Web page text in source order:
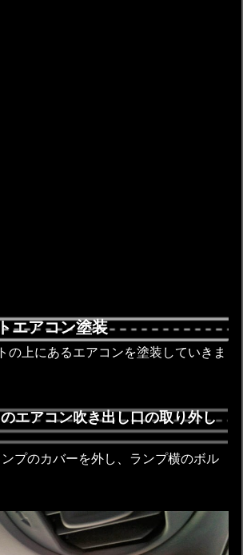
エアコン塗装
の上にあるエアコンを塗装していきま
エアコン吹き出し口の取り外し
プのカバーを外し、ランプ横のボル